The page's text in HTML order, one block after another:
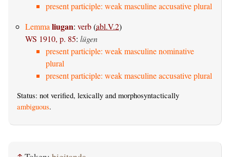
present participle: weak masculine accusative plural
Lemmaliugan: verb(abl.V.2)
WS 1910, p. 85: lügen
present participle: weak masculine nominative
plural
present participle: weak masculine accusative plural
Status: not verified, lexically and morphosyntactically
ambiguous.